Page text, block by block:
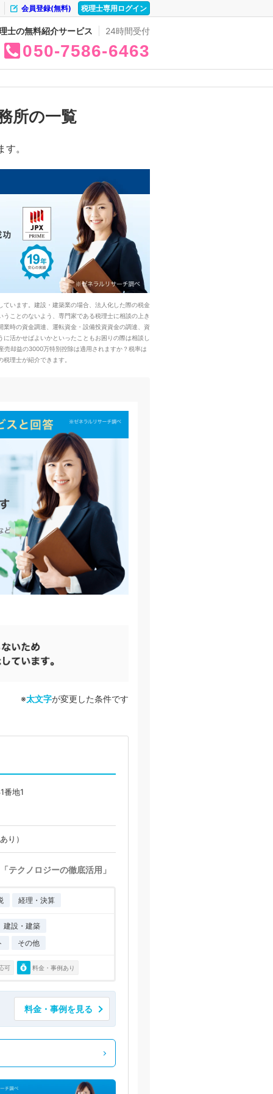
税理士専用ログイン
会員登録(無料)
士の無料紹介サービス 24時間受付
050 7586 6463
所の一覧
。
います。建設・建築業の場合、法人化した際の税金
ことのないよう、専門家である税理士に相談の上き
時の資金調達、運転資金・設備投資資金の調達、資
活かせばよいかといったこともお困りの際は相談し
売却益の3000万特別控除は適用されますか？税率は
理士が紹介できます。
※太文字が変更した条件です
番地1
り）
テクノロジーの徹底活用」
経理・決算
建設・建築
その他
可 料金・事例あり
料金・事例を見る